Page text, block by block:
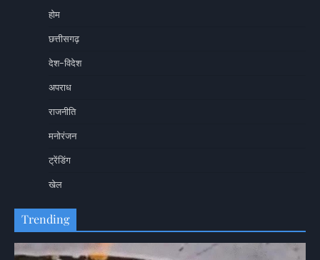
होम
छत्तीसगढ़
देश-विदेश
अपराध
राजनीति
मनोरंजन
ट्रेंडिंग
खेल
Trending